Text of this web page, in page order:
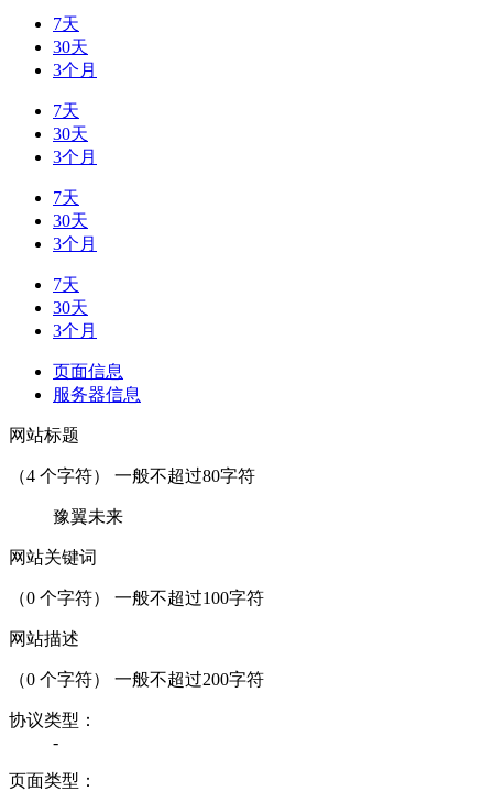
7天
30天
3个月
7天
30天
3个月
7天
30天
3个月
7天
30天
3个月
页面信息
服务器信息
网站标题
（4 个字符） 一般不超过80字符
豫翼未来
网站关键词
（0 个字符） 一般不超过100字符
网站描述
（0 个字符） 一般不超过200字符
协议类型：
-
页面类型：